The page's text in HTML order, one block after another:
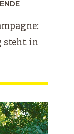
steht in